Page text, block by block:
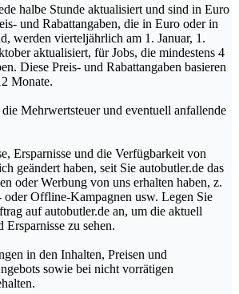
halbe Stunde aktualisiert und sind in Euro
und Rabattangaben, die in Euro oder in
werden vierteljährlich am 1. Januar, 1.
aktualisiert, für Jobs, die mindestens 4
Diese Preis- und Rabattangaben basieren
Monate.
Mehrwertsteuer und eventuell anfallende
Ersparnisse und die Verfügbarkeit von
geändert haben, seit Sie autobutler.de das
oder Werbung von uns erhalten haben, z.
Offline-Kampagnen usw. Legen Sie
auf autobutler.de an, um die aktuell
Ersparnisse zu sehen.
in den Inhalten, Preisen und
sowie bei nicht vorrätigen